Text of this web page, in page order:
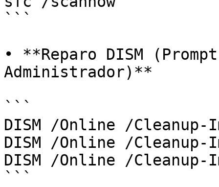
```
• **Reparo DISM (Prompt
Administrador)**
```
DISM /Online /Cleanup-
DISM /Online /Cleanup-
DISM /Online /Cleanup-
```